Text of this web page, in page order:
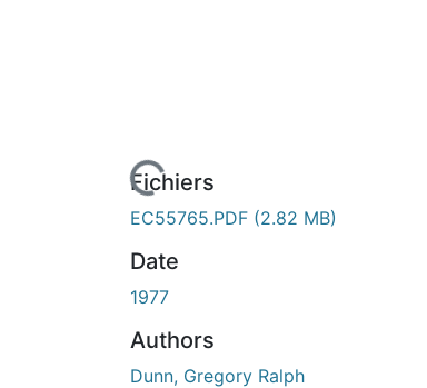
En cours de chargement...
Fichiers
EC55765.PDF (2.82 MB)
Date
1977
Authors
Dunn, Gregory Ralph